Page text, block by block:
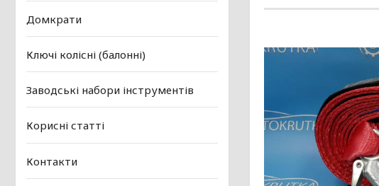
Домкрати
Ключі колісні (балонні)
Заводські набори інструментів
Корисні статті
Контакти